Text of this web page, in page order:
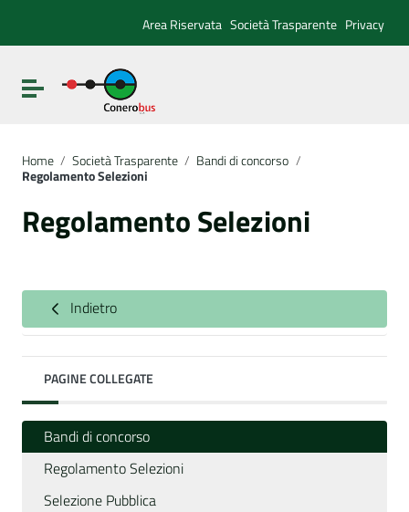
Vai al menu di navigazione
Vai al footer
Area Riservata Società Trasparente Privacy
Attiva / disattiva la navigazione
Home / Società Trasparente / Bandi di concorso /
Regolamento Selezioni
Regolamento Selezioni
Indietro
PAGINE COLLEGATE
Bandi di concorso
Regolamento Selezioni
Selezione Pubblica